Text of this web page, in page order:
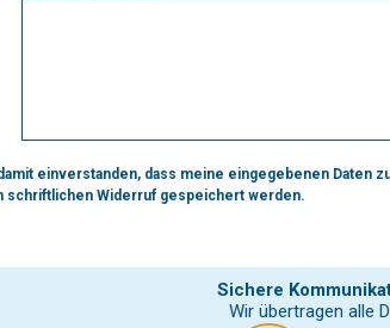
einverstanden, dass meine eingegebenen Daten
schriftlichen Widerruf gespeichert werden.
Sichere
Wir übertragen alle